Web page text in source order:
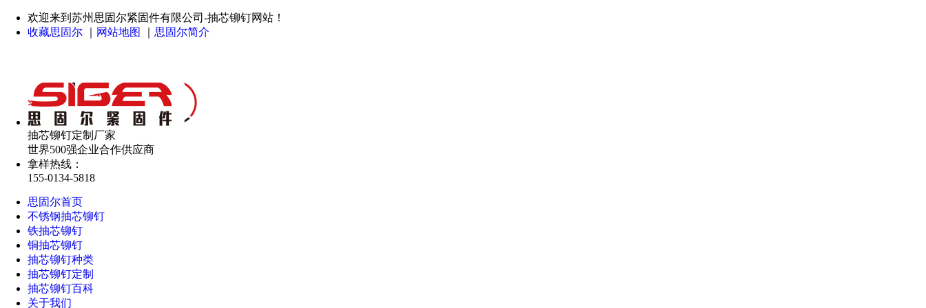
欢迎来到苏州思固尔紧固件有限公司-抽芯铆钉网站！
收藏思固尔
网站地图 思固尔简介
抽芯铆钉定制厂家
世界500强企业合作供应商
拿样热线：
155-0134-5818
思固尔首页
不锈钢抽芯铆钉
铁抽芯铆钉
铜抽芯铆钉
抽芯铆钉种类
抽芯铆钉定制
抽芯铆钉百科
关于我们